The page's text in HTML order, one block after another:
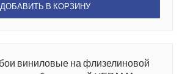
ДОБАВИТЬ В КОРЗИНУ